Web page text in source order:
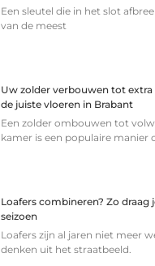
Een sleutel die in het slot
van de meest
Uw zolder verbouwen tot
de juiste vloeren in Brabant
Een zolder ombouwen tot
kamer is een populaire manier
Loafers combineren? Zo draag
seizoen
Loafers zijn al jaren niet meer
denken uit het straatbeeld.